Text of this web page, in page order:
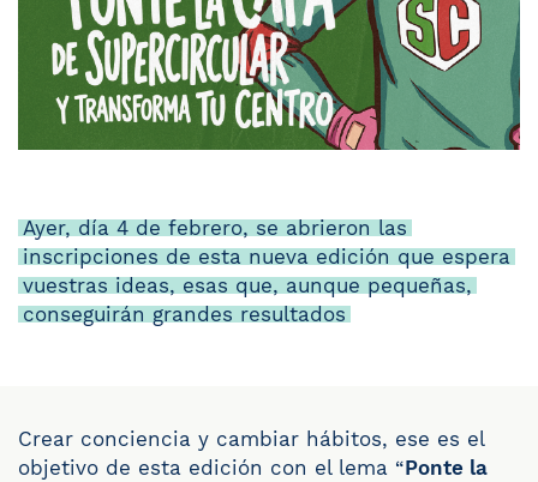
Ayer, día 4 de febrero, se abrieron las
inscripciones de esta nueva edición que espera
vuestras ideas, esas que, aunque pequeñas,
conseguirán grandes resultados
Crear conciencia y cambiar hábitos, ese es el
objetivo de esta edición con el lema “Ponte la